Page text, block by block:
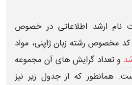
نامارشد اطلاعاتی در خصوص
کد مخصوص رشته زبان ژاپنی، مواد
و تعداد گرایش های آن مجموعه
همانطور که از جدول زیر نیز